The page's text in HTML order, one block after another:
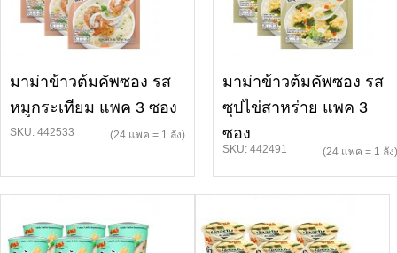
มาม่าข้าวต้มคัพซอง รส
หมูกระเทียม แพค 3 ซอง
SKU: 442533 (24 แพค = 1 ลัง)
มาม่าข้าวต้มคัพซอง รส
ซุปไข่สาหร่าย แพค 3
ซอง
SKU: 442491 (24 แพค = 1 ลัง)